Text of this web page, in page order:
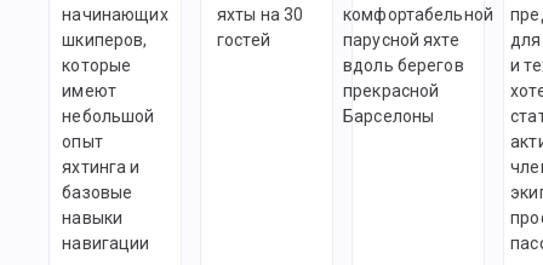
начинающих
шкиперов,
которые
имеют
небольшой
опыт
яхтинга и
базовые
навыки
навигации
яхты на 30
гостей
комфортабельной
парусной яхте
вдоль берегов
прекрасной
Барселоны
и